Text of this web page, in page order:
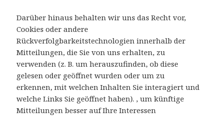
Darüber hinaus behalten wir uns das Recht vor,
Cookies oder andere
Rückverfolgbarkeitstechnologien innerhalb der
Mitteilungen, die Sie von uns erhalten, zu
verwenden (z. B. um herauszufinden, ob diese
gelesen oder geöffnet wurden oder um zu
erkennen, mit welchen Inhalten Sie interagiert und
welche Links Sie geöffnet haben). , um künftige
Mitteilungen besser auf Ihre Interessen